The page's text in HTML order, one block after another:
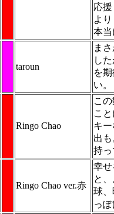
応
よ
本
taroun
ま
し
を
い。
Ringo Chao
こ
こ
キ
出
持
Ringo Chao ver.赤
幸
と
球
っ